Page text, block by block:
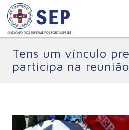
Tens um vínculo
participa na